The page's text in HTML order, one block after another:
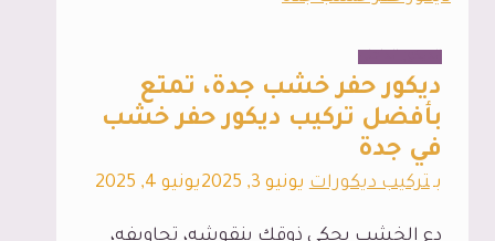
جمال
و
فخامة
لكل
اشكال
ديكور حفر خشب جدة، تمتع
بأفضل تركيب ديكور حفر خشب
في جدة
بـتركيب ديكورات يونيو 3, 2025 يونيو 4, 2025
دع الخشب يحكي ذوقك بنقوشه، تجاويفه،